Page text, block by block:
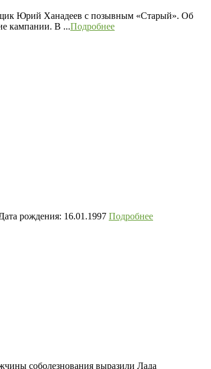
Юрий Ханадеев с позывным «Старый». Об
кампании. В ...Подробнее
рождения: 16.01.1997 Подробнее
соболезнования выразили Лада